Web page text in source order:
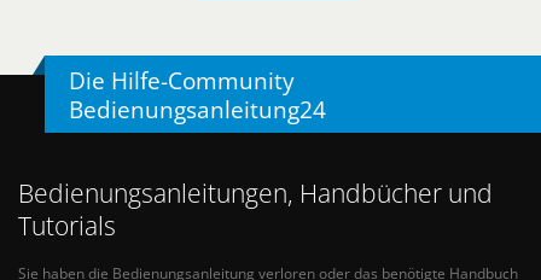
Die Hilfe-Community
Bedienungsanleitung24
Bedienungsanleitungen, Handbücher und
Tutorials
Sie haben die Bedienungsanleitung verloren oder das benötigte Handbuch